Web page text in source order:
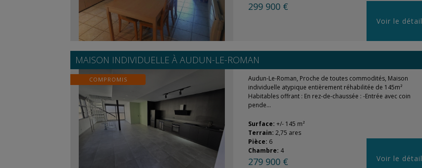
299 900 €
Voir le détail
MAISON INDIVIDUELLE À AUDUN-LE-ROMAN
COMPROMIS
Audun-Le-Roman, Proche de toutes commodités, Maison
individuelle atypique entièrement réhabilitée de 145m²
Habitables offrant : En rez-de-chaussée : -Entrée avec coin
pende...
Surface: +/- 145 m²
Terrain: 2,75 ares
Pièce: 6
Chambre: 4
279 900 € Voir le détail